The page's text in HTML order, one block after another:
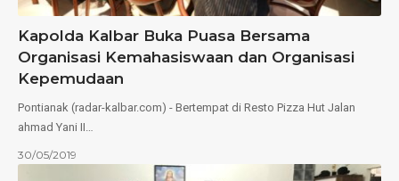
Kapolda Kalbar Buka Puasa Bersama
Organisasi Kemahasiswaan dan Organisasi
Kepemudaan
Pontianak (radar-kalbar.com) - Bertempat di Resto Pizza Hut Jalan
ahmad Yani II…
30/05/2019